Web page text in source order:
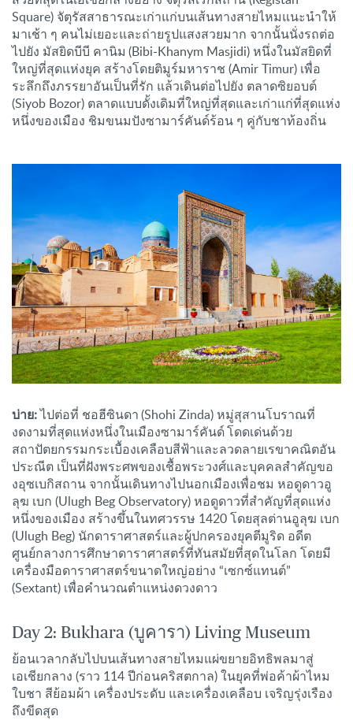
Square) จัตุรัสสาธารณะเก่าแก่บนเส้นทางสายไหมแนะนำให้
มาเช้า ๆ คนไม่เยอะและถ่ายรูปแสงสวยมาก จากนั้นนั่งรถต่อ
ไปยัง มัสยิดบีบี คานิม (Bibi-Khanym Masjidi) หนึ่งในมัสยิดที่
ใหญ่ที่สุดแห่งยุค สร้างโดยติมูร์มหาราช (Amir Timur) เพื่อ
ระลึกถึงภรรยาอันเป็นที่รัก แล้วเดินต่อไปยัง ตลาดซิยอบต์
(Siyob Bozor) ตลาดแบบดั้งเดิมที่ใหญ่ที่สุดและเก่าแก่ที่สุดแห่ง
หนึ่งของเมือง ชิมขนมปังซามาร์คันด์ร้อน ๆ คู่กับชาท้องถิ่น
บ่าย:ไปต่อที่ ชอฮีซินดา (Shohi Zinda) หมู่สุสานโบราณที่
งดงามที่สุดแห่งหนึ่งในเมืองซามาร์คันด์ โดดเด่นด้วย
สถาปัตยกรรมกระเบื้องเคลือบสีฟ้าและลวดลายเรขาคณิตอัน
ประณีต เป็นที่ฝังพระศพของเชื้อพระวงศ์และบุคคลสำคัญขอ
งอุซเบกิสถาน จากนั้นเดินทางไปนอกเมืองเพื่อชม หอดูดาวอู
ลุฆ เบก (Ulugh Beg Observatory) หอดูดาวที่สำคัญที่สุดแห่ง
หนึ่งของเมือง สร้างขึ้นในทศวรรษ 1420 โดยสุลต่านอูลุฆ เบก
(Ulugh Beg) นักดาราศาสตร์และผู้ปกครองยุคตีมูริด อดีต
ศูนย์กลางการศึกษาดาราศาสตร์ที่ทันสมัยที่สุดในโลก โดยมี
เครื่องมือดาราศาสตร์ขนาดใหญ่อย่าง “เซกซ์แทนต์”
(Sextant) เพื่อคำนวณตำแหน่งดวงดาว
Day 2: Bukhara (บูคารา) Living Museum
ย้อนเวลากลับไปบนเส้นทางสายไหมแผ่ขยายอิทธิพลมาสู่
เอเชียกลาง (ราว 114 ปีก่อนคริสตกาล) ในยุคที่พ่อค้าผ้าไหม
ใบชา สีย้อมผ้า เครื่องประดับ และเครื่องเคลือบ เจริญรุ่งเรือง
ถึงขีดสุด